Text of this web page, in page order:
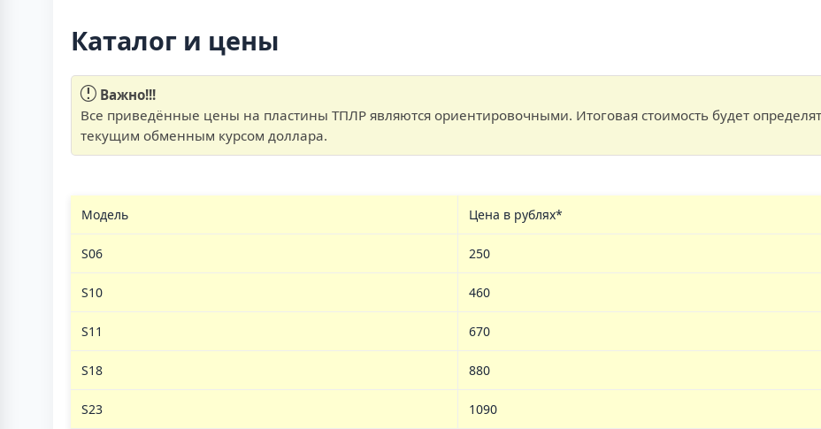
Каталог и цены
Важно!!!
Все приведённые цены на пластины ТПЛР являются ориентировочными. Итоговая стоимость будет
текущим обменным курсом доллара.
Модель Цена в рублях*
S06 250
S10 460
S11 670
S18 880
S23 1090